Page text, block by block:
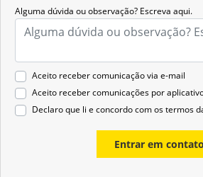
Alguma dúvida ou observação? Escreva aqui.
Aceito receber comunicação via e-mail
Aceito receber comunicações por
Declaro que li e concordo com os termos
Entrar em contato